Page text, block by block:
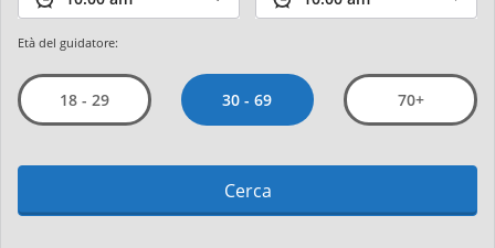
Età del guidatore:
18 - 29 30 - 69 70+
Cerca